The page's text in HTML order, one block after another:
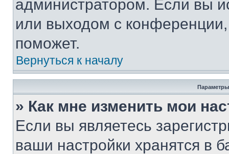
администратором. Если вы
или выходом с
поможет.
Вернуться к началу
Параметры
» Как мне изменить мои
Если вы являетесь
ваши настройки хранятся в